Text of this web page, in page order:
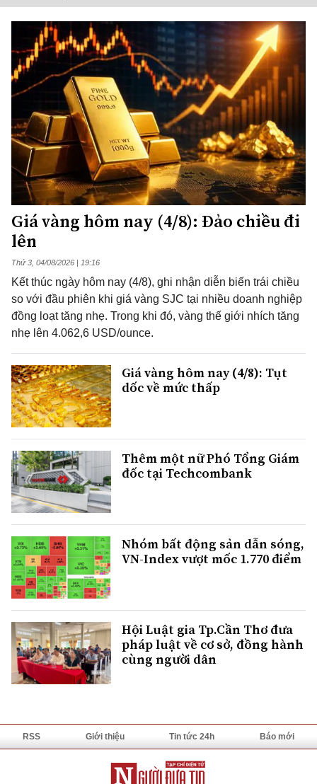
Giá vàng hôm nay (4/8): Đảo chiều đi
lên
Thứ 3, 04/08/2026 | 19:16
Kết thúc ngày hôm nay (4/8), ghi nhận diễn biến trái chiều
so với đầu phiên khi giá vàng SJC tại nhiều doanh nghiệp
đồng loạt tăng nhẹ. Trong khi đó, vàng thế giới nhích tăng
nhẹ lên 4.062,6 USD/ounce.
Giá vàng hôm nay (4/8): Tụt
dốc về mức thấp
Thêm một nữ Phó Tổng Giám
đốc tại Techcombank
Nhóm bất động sản dẫn sóng,
VN-Index vượt mốc 1.770 điểm
Hội Luật gia Tp.Cần Thơ đưa
pháp luật về cơ sở, đồng hành
cùng người dân
RSS Giới thiệu Tin tức 24h Báo mới